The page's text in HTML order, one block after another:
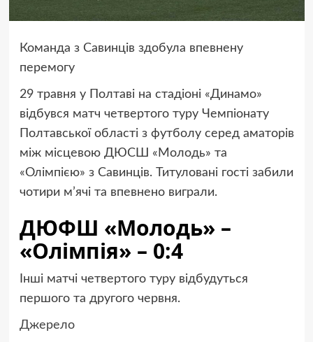
Команда з Савинців здобула впевнену
перемогу
29 травня у Полтаві на стадіоні «Динамо»
відбувся матч четвертого туру Чемпіонату
Полтавської області з футболу серед аматорів
між місцевою ДЮСШ «Молодь» та
«Олімпією» з Савинців. Титуловані гості забили
чотири м’ячі та впевнено виграли.
ДЮФШ «Молодь» –
«Олімпія» – 0:4
Інші матчі четвертого туру відбудуться
першого та другого червня.
Джерело